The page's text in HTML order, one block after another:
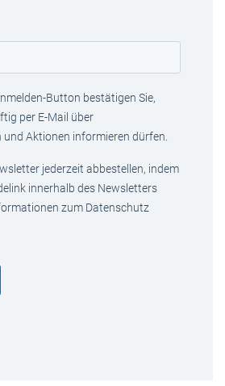
Button bestätigen Sie,
per E-Mail über
und Aktionen informieren dürfen.
jederzeit abbestellen, indem
innerhalb des Newsletters
zum Datenschutz